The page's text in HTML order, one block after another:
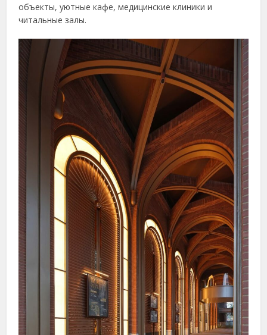
объекты, уютные кафе, медицинские клиники и
читальные залы.